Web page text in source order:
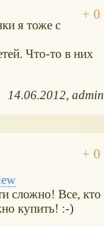
я тоже с
Что-то в них
14.06.2012 admin
сложно! Все, кто
купить! :-)